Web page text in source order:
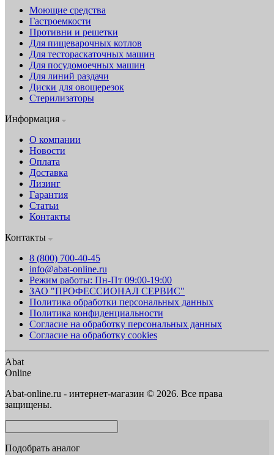
Моющие средства
Гастроемкости
Противни и решетки
Для пищеварочных котлов
Для тестораскаточных машин
Для посудомоечных машин
Для линий раздачи
Диски для овощерезок
Стерилизаторы
Информация
О компании
Новости
Оплата
Доставка
Лизинг
Гарантия
Статьи
Контакты
Контакты
8 (800) 700-40-45
info@abat-online.ru
Режим работы: Пн-Пт 09:00-19:00
ЗАО "ПРОФЕССИОНАЛ СЕРВИС"
Политика обработки персональных данных
Политика конфиденциальности
Согласие на обработку персональных данных
Согласие на обработку cookies
Abat
Online
Abat-online.ru - интернет-магазин © 2026. Все права
защищены.
Подобрать аналог